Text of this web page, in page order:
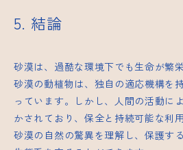
5. 結論
砂漠は、過酷な環境下でも生命が繁
砂漠の動植物は、独自の適応機構を
っています。しかし、人間の活動に
かされており、保全と持続可能な利
砂漠の自然の驚異を理解し、保護す